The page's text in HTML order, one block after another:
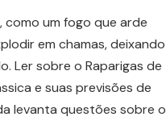
como um fogo que arde
em chamas, deixando
Ler sobre o Raparigas de
e suas previsões de
levanta questões sobre o